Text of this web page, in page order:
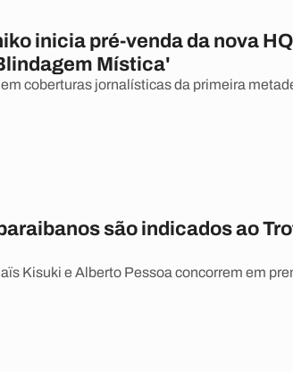
inicia pré-venda da nova
Mística'
coberturas jornalísticas da primeira
são indicados ao
Kisuki e Alberto Pessoa concorrem em